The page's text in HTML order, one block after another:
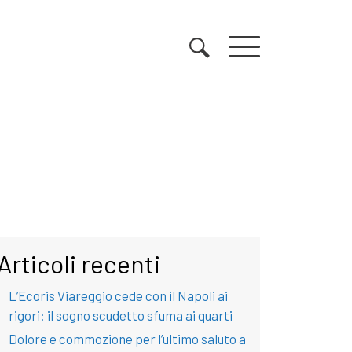
recenti
L’Ecoris Viareggio cede con il Napoli ai
rigori: il sogno scudetto sfuma ai quarti
Dolore e commozione per l’ultimo saluto a